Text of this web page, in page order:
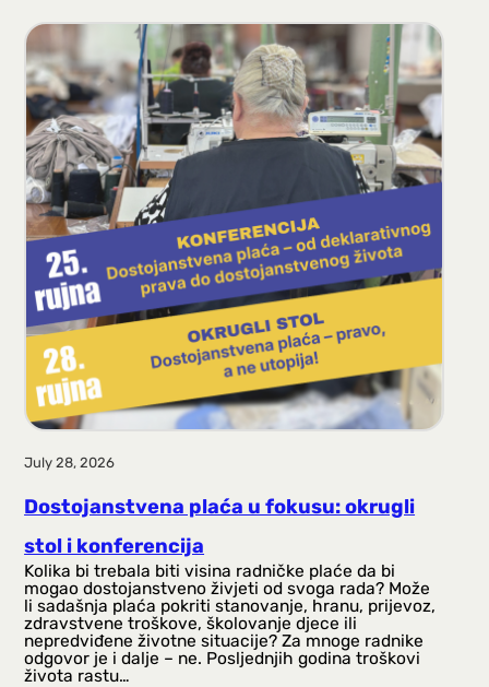
July 28, 2026
Dostojanstvena plaća u fokusu: okrugli
stol i konferencija
Kolika bi trebala biti visina radničke plaće da bi
mogao dostojanstveno živjeti od svoga rada? Može
li sadašnja plaća pokriti stanovanje, hranu, prijevoz,
zdravstvene troškove, školovanje djece ili
nepredviđene životne situacije? Za mnoge radnike
odgovor je i dalje – ne. Posljednjih godina troškovi
života rastu…